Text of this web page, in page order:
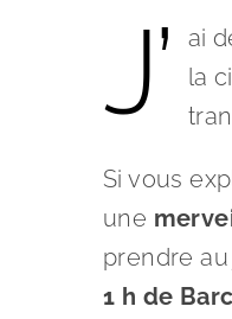
J’ ai
la
Si vous
une
prendre
1 h de